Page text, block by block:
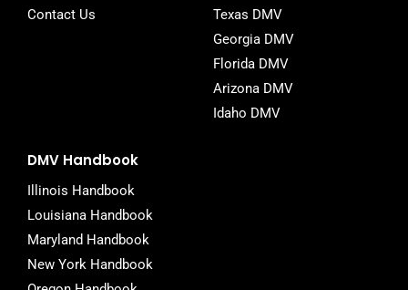
Contact Us
Texas DMV
Georgia DMV
Florida DMV
Arizona DMV
Idaho DMV
DMV Handbook
Illinois Handbook
Louisiana Handbook
Maryland Handbook
New York Handbook